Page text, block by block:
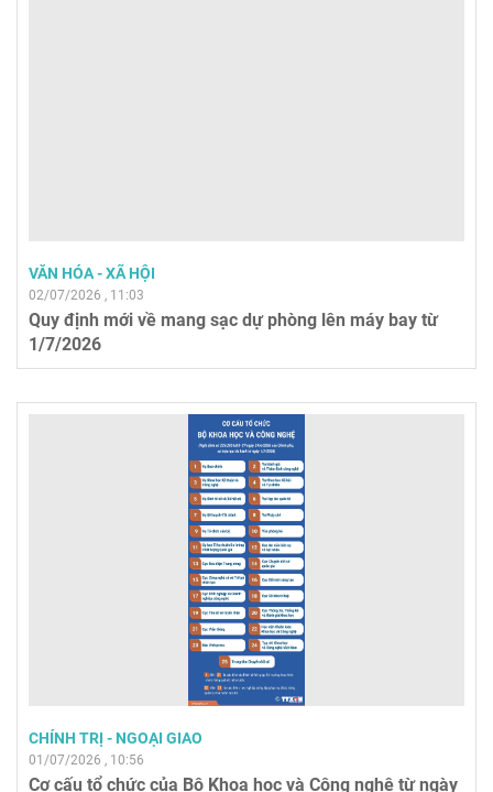
VĂN HÓA - XÃ HỘI
02/07/2026 , 11:03
Quy định mới về mang sạc dự phòng lên máy bay từ
1/7/2026
CHÍNH TRỊ - NGOẠI GIAO
01/07/2026 , 10:56
Cơ cấu tổ chức của Bộ Khoa học và Công nghệ từ ngày